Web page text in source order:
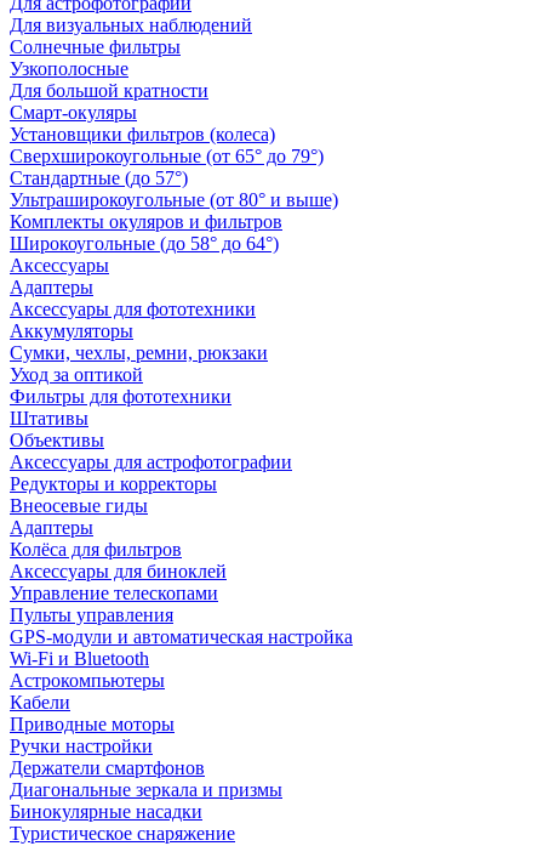
Для визуальных наблюдений
Солнечные фильтры
Узкополосные
Для большой кратности
Смарт-окуляры
Установщики фильтров (колеса)
Сверхширокоугольные (от 65° до 79°)
Стандартные (до 57°)
Ультраширокоугольные (от 80° и выше)
Комплекты окуляров и фильтров
Широкоугольные (до 58° до 64°)
Аксессуары
Адаптеры
Аксессуары для фототехники
Аккумуляторы
Сумки, чехлы, ремни, рюкзаки
Уход за оптикой
Фильтры для фототехники
Штативы
Объективы
Аксессуары для астрофотографии
Редукторы и корректоры
Внеосевые гиды
Адаптеры
Колёса для фильтров
Аксессуары для биноклей
Управление телескопами
Пульты управления
GPS-модули и автоматическая настройка
Wi-Fi и Bluetooth
Астрокомпьютеры
Кабели
Приводные моторы
Ручки настройки
Держатели смартфонов
Диагональные зеркала и призмы
Бинокулярные насадки
Туристическое снаряжение